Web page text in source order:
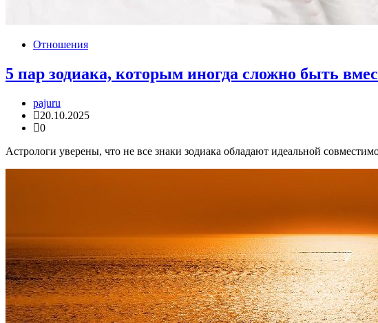
Отношения
5 пар зодиака, которым иногда сложно быть
pajuru
20.10.2025
0
Астрологи уверены, что не все знаки зодиака обладают идеальной